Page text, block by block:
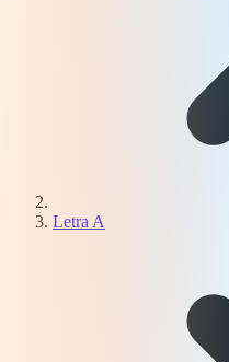
Letra A